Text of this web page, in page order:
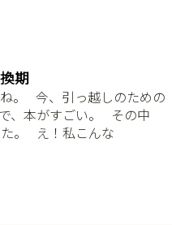
期
。 ⁡ ⁡ 今、引っ越しのための
、本がすごい。 ⁡ ⁡ その中
。 ⁡ ⁡ え！私こんな